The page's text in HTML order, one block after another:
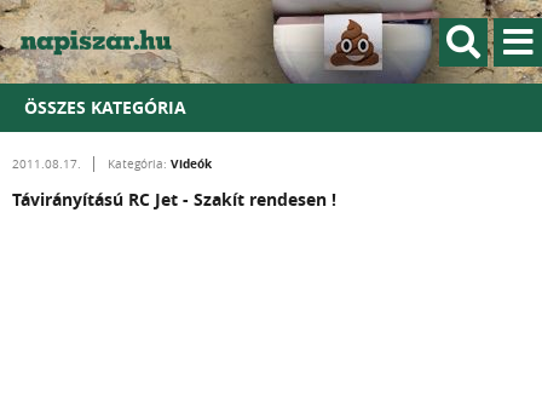
ÖSSZES KATEGÓRIA
2011.08.17. Kategória: Videók
Távirányítású RC Jet - Szakít rendesen !